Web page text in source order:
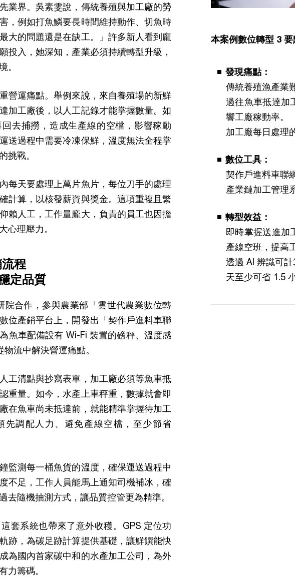
業界。吳素雯說，傳統養殖與加工廠的勞
，例如打魚鱗要長時間維持動作、切魚時
大的問題還是在缺工。」許多新人看到龐
投入，她深知，產業必須持續轉型升級，
。
營運痛點。舉例來說，來自養殖場的新鮮
加工廠後，以人工記錄才能掌握數量。如
去捕撈，造成生產線的空檔，影響稼動
送過程中需要冷凍保鮮，溫度無法全程掌
挑戰。
每天要處理上萬片魚片，每位刀手的處理
計算，以核發薪資與獎金。這項重複且繁
賴人工，工作量龐大，負責的員工也因擔
心理壓力。
程
定品質
院合作，參與農業部「雲世代農業數位轉
位產銷平台上，開發出「契作戶進料車聯
魚車配備設有 Wi-Fi 裝置的磅秤、溫度感
流中解決營運痛點。
工清點與抄寫表單，加工廠必須等魚車抵
重量。如今，水產上車秤重，數據就會即
在魚車尚未抵達前，就能精準掌握待加工
先調配人力、避免產線空檔，至少節省
監測每一桶魚貨的溫度，確保運送過程中
不足，工作人員能馬上通知司機補冰，確
去隨機抽測方式，讓品質控管更為精準。
套系統也帶來了意外收穫。GPS 定位功
跡，為碳足跡計算提供基礎，讓鮮饌能快
為國內首家碳中和的水產加工公司，為外
力籌碼。
本案例數位轉型 3 要
發現痛點：
傳統養殖漁產業
過往魚車抵達加
響工廠稼動率。
加工廠每日處理
數位工具：
契作戶進料車聯
產業鏈加工管理
轉型效益：
即時掌握送進加
產線空班，提高
透過 AI 辨識可
天至少可省 1.5 小